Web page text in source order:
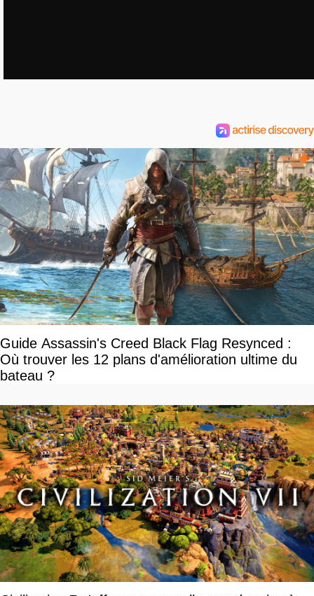
Guide Assassin's Creed Black Flag Resynced :
Où trouver les 12 plans d'amélioration ultime du
bateau ?